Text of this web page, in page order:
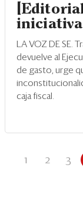
iniciativa
LA VOZ DE SE.
devuelve al
de gasto, urge
caja fiscal.
1 2 3